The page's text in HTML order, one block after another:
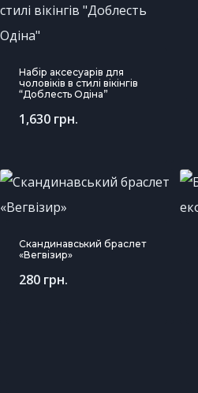
Набір аксесуарів для
чоловіків в стилі вікінгів
“Доблесть Одіна”
1,630 грн.
Скандинавський браслет
«Вегвізир»
280 грн.